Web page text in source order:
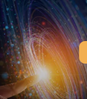
его к учету,
00. В свою
источников
п. 146Инструкции N
отметим,
с целевыми
России и